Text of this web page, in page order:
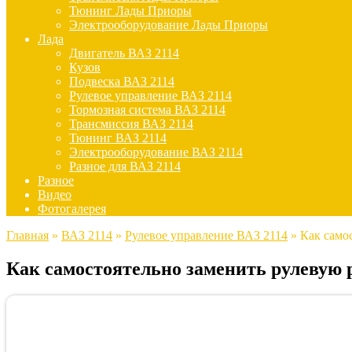
Тюнинг Лады Приоры
Электрооборудование Лады Приоры
Лада
Двигатель ВАЗ 2114
Кузов
Подвеска ВАЗ 2114
Рулевое управление ВАЗ 2114
Тормозная система ВАЗ 2114
Трансмиссия ВАЗ 2114
Тюнинг ВАЗ 2114
Электрооборудование ВАЗ 2114
Разное для ВАЗ 2114
Разное
Видео
Фотогалерея
Главная » ВАЗ 2114 » Рулевое управление ВАЗ 2114 » Как
Как самостоятельно заменить